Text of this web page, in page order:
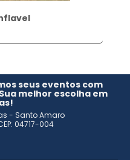
seus eventos com
melhor escolha em
- Santo Amaro
04717-004